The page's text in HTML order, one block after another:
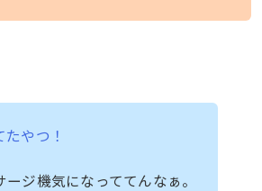
やつ！
ジ機気になっててんなぁ。